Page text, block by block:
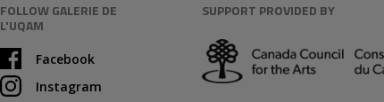
FOLLOW GALERIE DE
L'UQAM
Facebook
Instagram
SUPPORT PROVIDED BY